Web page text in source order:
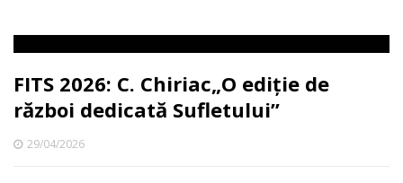
FITS 2026: C. Chiriac„O ediție de
război dedicată Sufletului”
29/04/2026